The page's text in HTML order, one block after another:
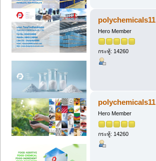
polychemicals11
Hero Member
กระทู้: 14260
polychemicals11
Hero Member
กระทู้: 14260